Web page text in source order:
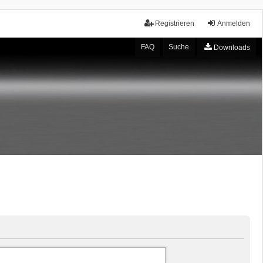
Anmelden
Registrieren
FAQ Suche Downloads